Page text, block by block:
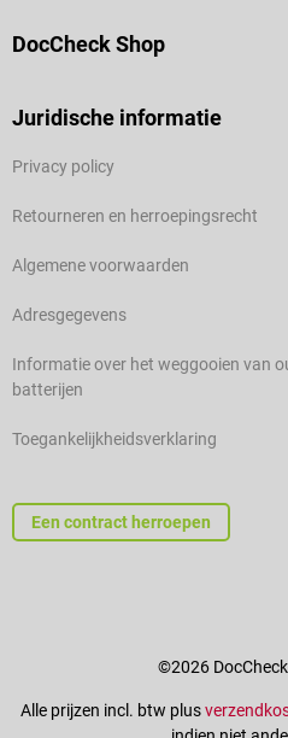
DocCheck Shop
Juridische informatie
Privacy policy
Retourneren en herroepingsrecht
Algemene voorwaarden
Adresgegevens
Informatie over het weggooien van
batterijen
Toegankelijkheidsverklaring
Een contract herroepen
©2026
Alle prijzen incl. btw plus